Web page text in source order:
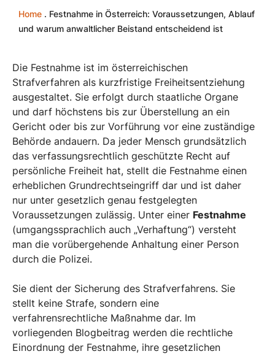
Home . Festnahme in Österreich: Voraussetzungen, Ablauf
und warum anwaltlicher Beistand entscheidend ist
Die Festnahme ist im österreichischen
Strafverfahren als kurzfristige Freiheitsentziehung
ausgestaltet. Sie erfolgt durch staatliche Organe
und darf höchstens bis zur Überstellung an ein
Gericht oder bis zur Vorführung vor eine zuständige
Behörde andauern. Da jeder Mensch grundsätzlich
das verfassungsrechtlich geschützte Recht auf
persönliche Freiheit hat, stellt die Festnahme einen
erheblichen Grundrechtseingriff dar und ist daher
nur unter gesetzlich genau festgelegten
Voraussetzungen zulässig. Unter einer Festnahme
(umgangssprachlich auch „Verhaftung“) versteht
man die vorübergehende Anhaltung einer Person
durch die Polizei.
Sie dient der Sicherung des Strafverfahrens. Sie
stellt keine Strafe, sondern eine
verfahrensrechtliche Maßnahme dar. Im
vorliegenden Blogbeitrag werden die rechtliche
Einordnung der Festnahme, ihre gesetzlichen